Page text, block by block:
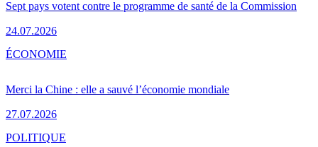
Sept pays votent contre le programme de santé de la Commission
24.07.2026
Merci la Chine : elle a sauvé l’économie mondiale
27.07.2026
ÉCONOMIE
POLITIQUE